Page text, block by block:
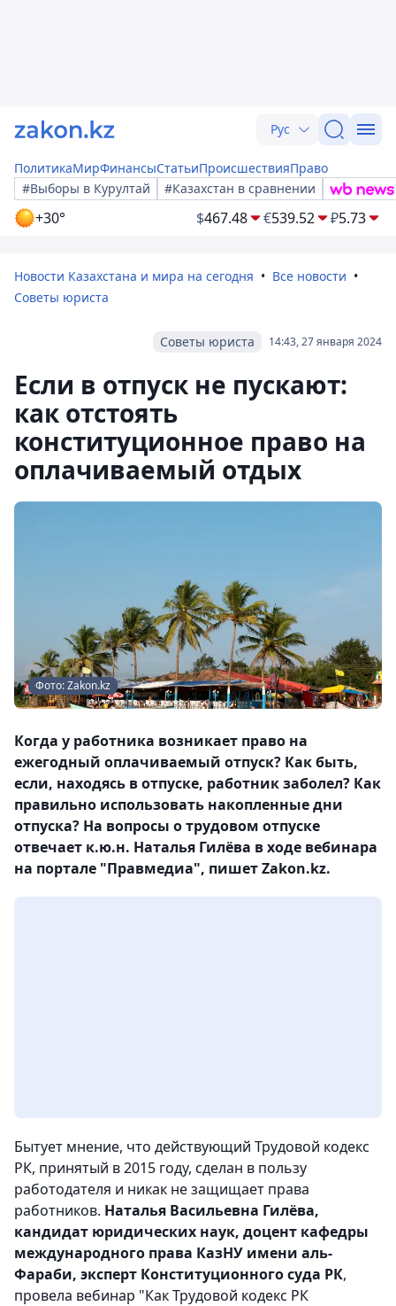
Рус
ПолитикаМирФинансыСтатьиПроисшествияПраво
#Выборы в Курултай
#Казахстан в сравнении
+30° $467.48 €539.52 ₽5.73
Новости Казахстана и мира на сегодня
Все новости
Советы юриста
14:43, 27 января 2024
Советы юриста
Если в отпуск не пускают:
как отстоять
конституционное право на
оплачиваемый отдых
Фото: Zakon.kz
Когда у работника возникает право на
ежегодный оплачиваемый отпуск? Как быть,
если, находясь в отпуске, работник заболел? Как
правильно использовать накопленные дни
отпуска? На вопросы о трудовом отпуске
отвечает к.ю.н. Наталья Гилёва в ходе вебинара
на портале "Правмедиа", пишет Zakon.kz.
Бытует мнение, что действующий Трудовой кодекс
РК, принятый в 2015 году, сделан в пользу
работодателя и никак не защищает права
работников. Наталья Васильевна Гилёва,
кандидат юридических наук, доцент кафедры
международного права КазНУ имени аль-
Фараби, эксперт Конституционного суда РК,
провела вебинар "Как Трудовой кодекс РК